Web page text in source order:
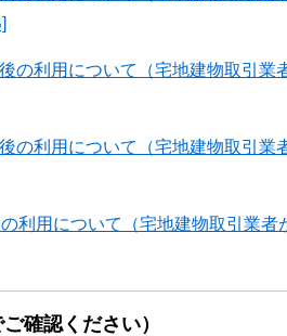
利用について（宅地建物取引業
利用について（宅地建物取引業
利用について（宅地建物取引業者
確認ください）